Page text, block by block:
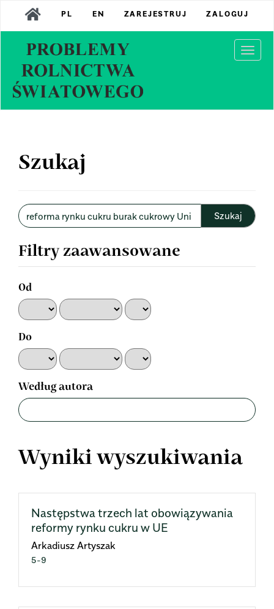
Main
Navigation
Content
Sidebar
PL EN ZAREJESTRUJ ZALOGUJ
Szukaj
Wyszukaj
w
Filtry zaawansowane
Od
Do
Według autora
Wyniki wyszukiwania
Następstwa trzech lat obowiązywania
reformy rynku cukru w UE
Arkadiusz Artyszak
5-9